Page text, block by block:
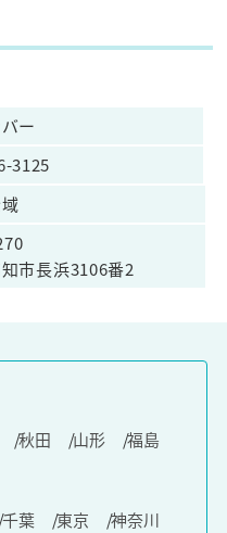
ー
3125
市長浜3106番2
秋田 山形
福島
千葉 東京
神奈川